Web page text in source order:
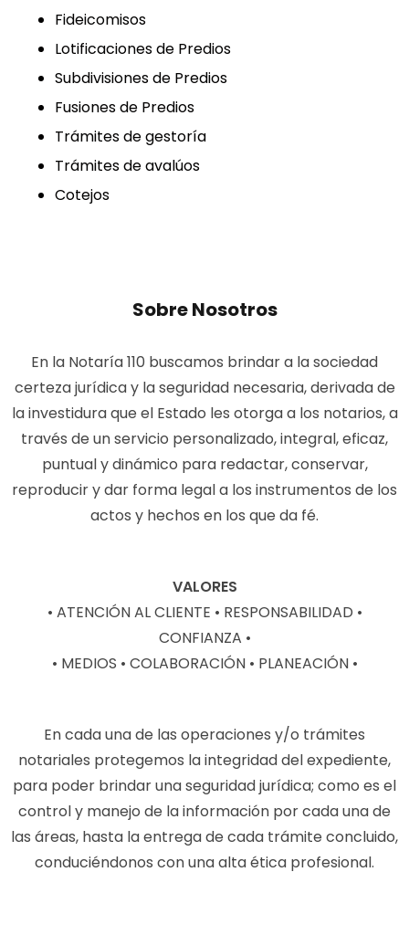
Fideicomisos
Lotificaciones de Predios
Subdivisiones de Predios
Fusiones de Predios
Trámites de gestoría
Trámites de avalúos
Cotejos
Sobre Nosotros
En la Notaría 110 buscamos brindar a la sociedad
certeza jurídica y la seguridad necesaria, derivada de
la investidura que el Estado les otorga a los notarios, a
través de un servicio personalizado, integral, eficaz,
puntual y dinámico para redactar, conservar,
reproducir y dar forma legal a los instrumentos de los
actos y hechos en los que da fé.
VALORES
• ATENCIÓN AL CLIENTE • RESPONSABILIDAD •
CONFIANZA •
• MEDIOS • COLABORACIÓN • PLANEACIÓN •
En cada una de las operaciones y/o trámites
notariales protegemos la integridad del expediente,
para poder brindar una seguridad jurídica; como es el
control y manejo de la información por cada una de
las áreas, hasta la entrega de cada trámite concluido,
conduciéndonos con una alta ética profesional.